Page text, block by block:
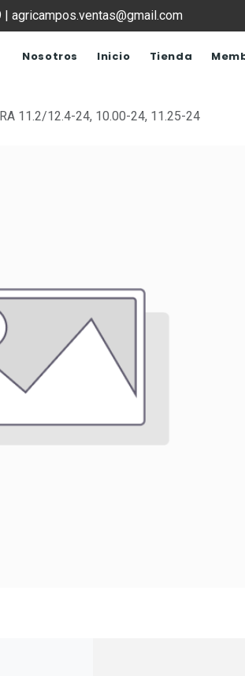
agricampos.ventas@gmail.com
Nosotros Inicio Tienda
11.2/12.4-24, 10.00-24, 11.25-24